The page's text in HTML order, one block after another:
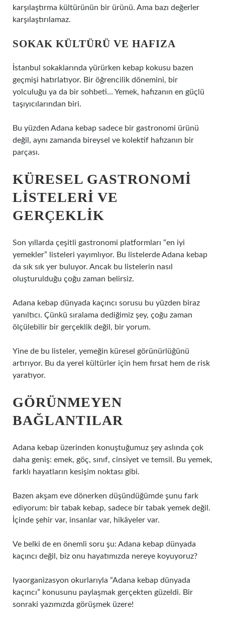
karşılaştırma kültürünün bir ürünü. Ama bazı değerler
karşılaştırılamaz.
SOKAK KÜLTÜRÜ VE HAFIZA
İstanbul sokaklarında yürürken kebap kokusu bazen
geçmişi hatırlatıyor. Bir öğrencilik dönemini, bir
yolculuğu ya da bir sohbeti… Yemek, hafızanın en güçlü
taşıyıcılarından biri.
Bu yüzden Adana kebap sadece bir gastronomi ürünü
değil, aynı zamanda bireysel ve kolektif hafızanın bir
parçası.
KÜRESEL GASTRONOMI
LISTELERI VE
GERÇEKLIK
Son yıllarda çeşitli gastronomi platformları “en iyi
yemekler” listeleri yayımlıyor. Bu listelerde Adana kebap
da sık sık yer buluyor. Ancak bu listelerin nasıl
oluşturulduğu çoğu zaman belirsiz.
Adana kebap dünyada kaçıncı sorusu bu yüzden biraz
yanıltıcı. Çünkü sıralama dediğimiz şey, çoğu zaman
ölçülebilir bir gerçeklik değil, bir yorum.
Yine de bu listeler, yemeğin küresel görünürlüğünü
artırıyor. Bu da yerel kültürler için hem fırsat hem de risk
yaratıyor.
GÖRÜNMEYEN
BAĞLANTILAR
Adana kebap üzerinden konuştuğumuz şey aslında çok
daha geniş: emek, göç, sınıf, cinsiyet ve temsil. Bu yemek,
farklı hayatların kesişim noktası gibi.
Bazen akşam eve dönerken düşündüğümde şunu fark
ediyorum: bir tabak kebap, sadece bir tabak yemek değil.
İçinde şehir var, insanlar var, hikâyeler var.
Ve belki de en önemli soru şu: Adana kebap dünyada
kaçıncı değil, biz onu hayatımızda nereye koyuyoruz?
Iyaorganizasyon okurlarıyla “Adana kebap dünyada
kaçıncı” konusunu paylaşmak gerçekten güzeldi. Bir
sonraki yazımızda görüşmek üzere!